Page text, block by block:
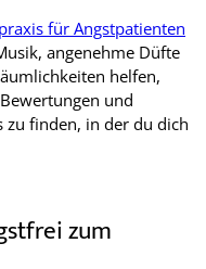
für Angstpatienten
angenehme Düfte
helfen,
und
zu finden, in der du dich
zum